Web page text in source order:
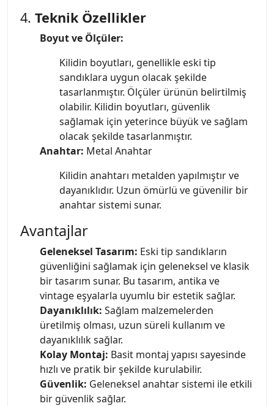
4. Teknik Özellikler
Boyut ve Ölçüler:
Kilidin boyutları, genellikle eski tip
sandıklara uygun olacak şekilde
tasarlanmıştır. Ölçüler ürünün belirtilmiş
olabilir. Kilidin boyutları, güvenlik
sağlamak için yeterince büyük ve sağlam
olacak şekilde tasarlanmıştır.
Anahtar: Metal Anahtar
Kilidin anahtarı metalden yapılmıştır ve
dayanıklıdır. Uzun ömürlü ve güvenilir bir
anahtar sistemi sunar.
Avantajlar
Geleneksel Tasarım: Eski tip sandıkların
güvenliğini sağlamak için geleneksel ve klasik
bir tasarım sunar. Bu tasarım, antika ve
vintage eşyalarla uyumlu bir estetik sağlar.
Dayanıklılık: Sağlam malzemelerden
üretilmiş olması, uzun süreli kullanım ve
dayanıklılık sağlar.
Kolay Montaj: Basit montaj yapısı sayesinde
hızlı ve pratik bir şekilde kurulabilir.
Güvenlik: Geleneksel anahtar sistemi ile etkili
bir güvenlik sağlar.